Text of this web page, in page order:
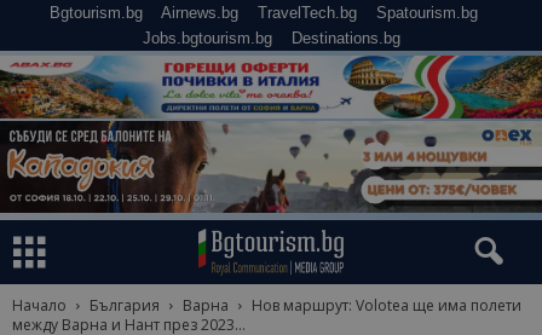
Bgtourism.bg Airnews.bg TravelTech.bg
Spatourism.bg
Jobs.bgtourism.bg
Destinations.bg
Начало България Варна
Нов маршрут: Volotea ще има полети
между Варна и Нант през 2023...